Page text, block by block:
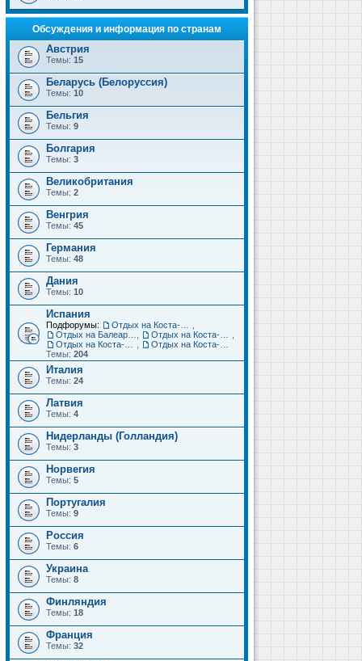
Обсуждения и информация по странам
Австрия
Темы: 15
Беларусь (Белоруссия)
Темы: 10
Бельгия
Темы: 9
Болгария
Темы: 3
Великобритания
Темы: 2
Венгрия
Темы: 45
Германия
Темы: 48
Дания
Темы: 10
Испания
Подфорумы:
Темы: 204
Италия
Темы: 24
Латвия
Темы: 4
Нидерланды (Голландия)
Темы: 3
Норвегия
Темы: 5
Португалия
Темы: 9
Россия
Темы: 6
Украина
Темы: 8
Финляндия
Темы: 18
Франция
Темы: 32